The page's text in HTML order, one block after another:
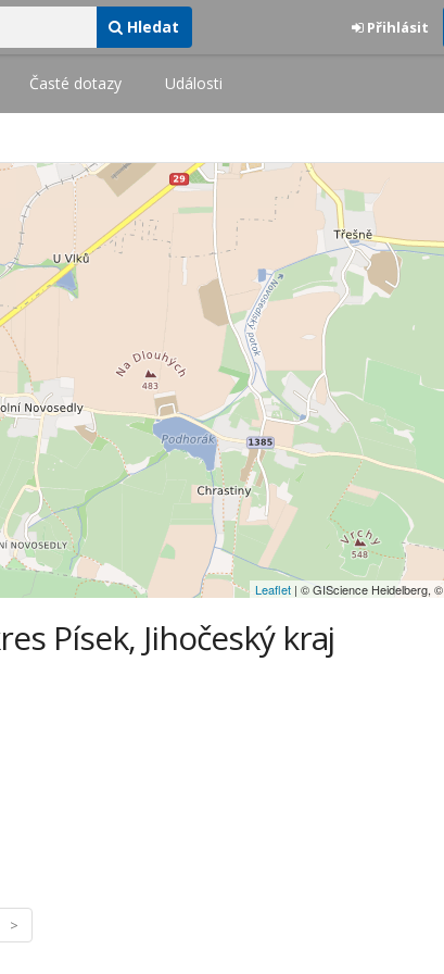
Hledat Přihlásit
Časté dotazy Události
Leaflet | © GIScience Heidelberg, ©
Písek, Jihočeský kraj
>